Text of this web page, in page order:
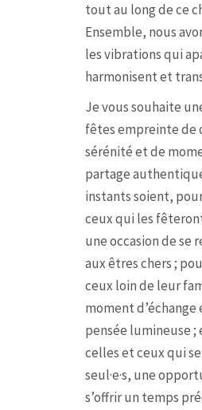
tout au long de ce
Ensemble, nous
les vibrations qui
harmonisent et
Je vous souhaite
fêtes empreinte de
sérénité et de
partage
instants soient,
ceux qui les
une occasion de se
aux êtres chers ;
ceux loin de leur
moment d’échange
pensée lumineuse ;
celles et ceux qui
seul·e·s, une
s’offrir un temps